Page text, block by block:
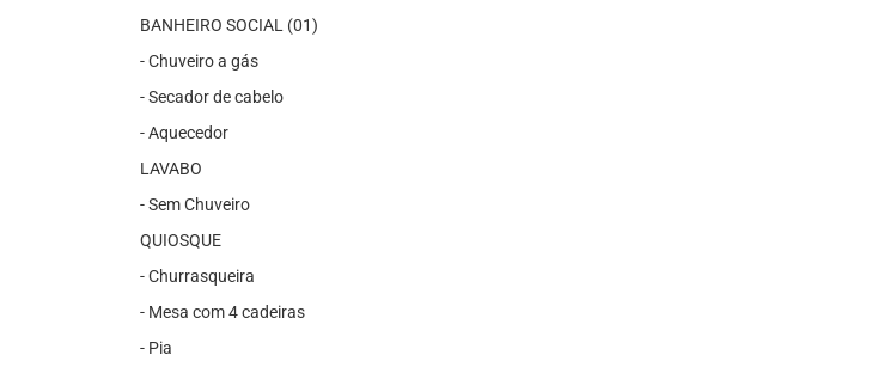
BANHEIRO SOCIAL (01)
- Chuveiro a gás
- Secador de cabelo
- Aquecedor
LAVABO
- Sem Chuveiro
QUIOSQUE
- Churrasqueira
- Mesa com 4 cadeiras
- Pia